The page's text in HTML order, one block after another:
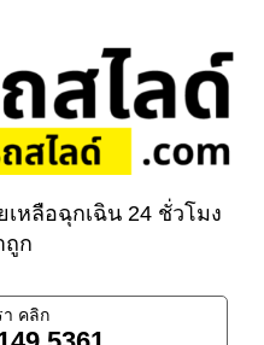
หลือฉุกเฉิน 24 ชั่วโมง
ถูก
า คลิก